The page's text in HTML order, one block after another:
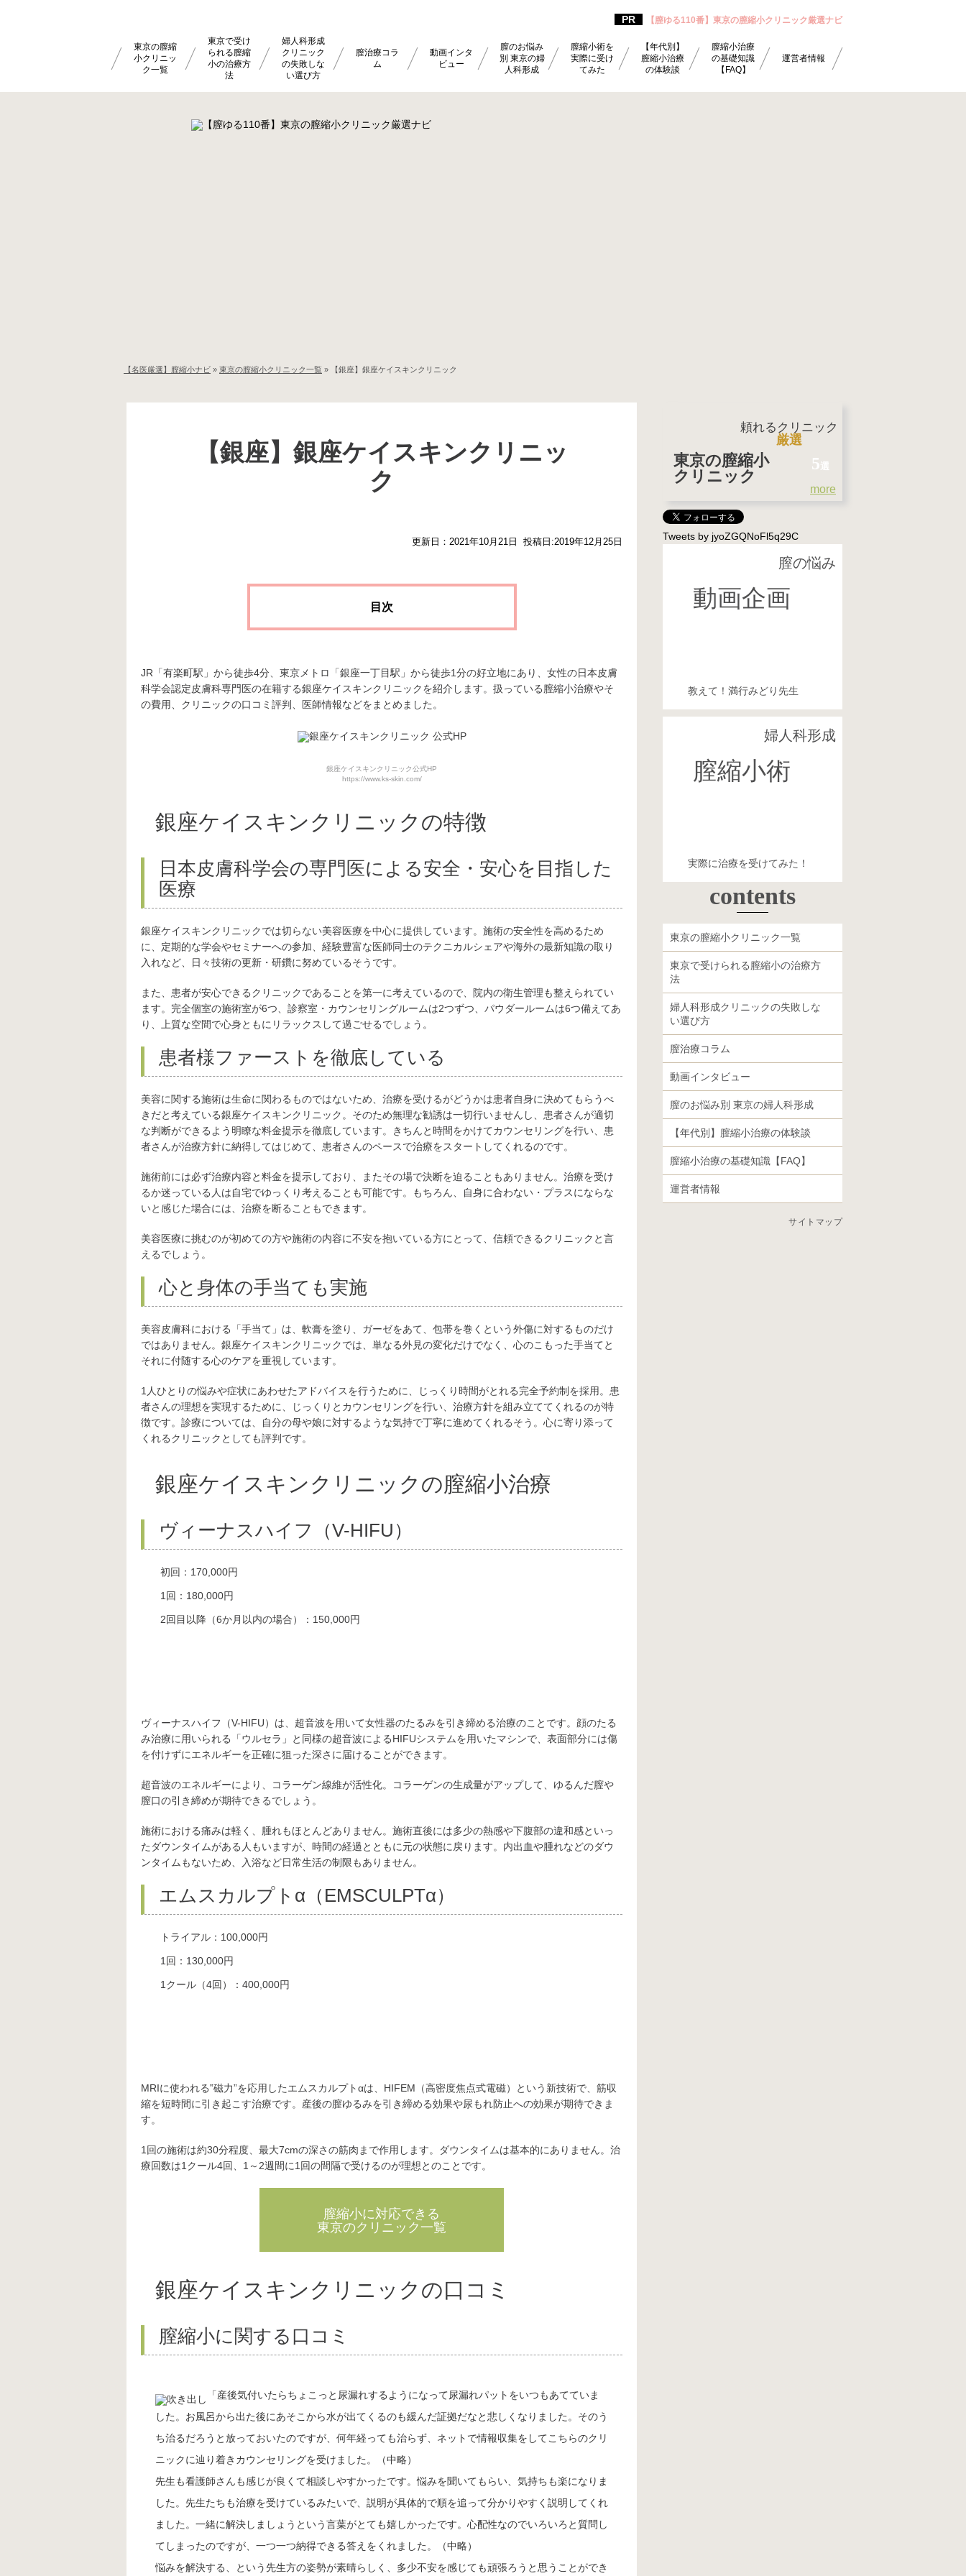
【膣ゆる110番】東京の膣縮小クリニック厳選ナビ
東京の膣縮
小クリニッ
ク一覧
東京で受け
られる膣縮
小の治療方
法
婦人科形成
クリニック
の失敗しな
い選び方
膣治療コラ
ム
動画インタ
ビュー
膣のお悩み
別 東京の婦
人科形成
膣縮小術を
実際に受け
てみた
【年代別】
膣縮小治療
の体験談
膣縮小治療
の基礎知識
【FAQ】
運営者情報
【名医厳選】膣縮小ナビ » 東京の膣縮小クリニック一覧 » 【銀座】銀座ケイスキンクリニック
【銀座】銀座ケイスキンクリニッ
ク
更新日：2021年10月21日 投稿日:2019年12月25日
JR「有楽町駅」から徒歩4分、東京メトロ「銀座一丁目駅」から徒歩1分の好立地にあり、女性の日本皮膚
科学会認定皮膚科専門医の在籍する銀座ケイスキンクリニックを紹介します。扱っている膣縮小治療やそ
の費用、クリニックの口コミ評判、医師情報などをまとめました。
銀座ケイスキンクリニック公式HP
https://www.ks-skin.com/
銀座ケイスキンクリニックの特徴
日本皮膚科学会の専門医による安全・安心を目指した
医療
銀座ケイスキンクリニックでは切らない美容医療を中心に提供しています。施術の安全性を高めるため
に、定期的な学会やセミナーへの参加、経験豊富な医師同士のテクニカルシェアや海外の最新知識の取り
入れなど、日々技術の更新・研鑽に努めているそうです。
また、患者が安心できるクリニックであることを第一に考えているので、院内の衛生管理も整えられてい
ます。完全個室の施術室が6つ、診察室・カウンセリングルームは2つずつ、パウダールームは6つ備えてあ
り、上質な空間で心身ともにリラックスして過ごせるでしょう。
患者様ファーストを徹底している
美容に関する施術は生命に関わるものではないため、治療を受けるがどうかは患者自身に決めてもらうべ
きだと考えている銀座ケイスキンクリニック。そのため無理な勧誘は一切行いませんし、患者さんが適切
な判断ができるよう明瞭な料金提示を徹底しています。きちんと時間をかけてカウンセリングを行い、患
者さんが治療方針に納得してはじめて、患者さんのペースで治療をスタートしてくれるのです。
施術前には必ず治療内容と料金を提示しており、またその場で決断を迫ることもありません。治療を受け
るか迷っている人は自宅でゆっくり考えることも可能です。もちろん、自身に合わない・プラスにならな
いと感じた場合には、治療を断ることもできます。
美容医療に挑むのが初めての方や施術の内容に不安を抱いている方にとって、信頼できるクリニックと言
えるでしょう。
心と身体の手当ても実施
美容皮膚科における「手当て」は、軟膏を塗り、ガーゼをあて、包帯を巻くという外傷に対するものだけ
ではありません。銀座ケイスキンクリニックでは、単なる外見の変化だけでなく、心のこもった手当てと
それに付随する心のケアを重視しています。
1人ひとりの悩みや症状にあわせたアドバイスを行うために、じっくり時間がとれる完全予約制を採用。患
者さんの理想を実現するために、じっくりとカウンセリングを行い、治療方針を組み立ててくれるのが特
徴です。診療については、自分の母や娘に対するような気持で丁寧に進めてくれるそう。心に寄り添って
くれるクリニックとしても評判です。
銀座ケイスキンクリニックの膣縮小治療
ヴィーナスハイフ（V-HIFU）
初回：170,000円
1回：180,000円
2回目以降（6か月以内の場合）：150,000円
ヴィーナスハイフ（V-HIFU）は、超音波を用いて女性器のたるみを引き締める治療のことです。顔のたる
み治療に用いられる「ウルセラ」と同様の超音波によるHIFUシステムを用いたマシンで、表面部分には傷
を付けずにエネルギーを正確に狙った深さに届けることができます。
超音波のエネルギーにより、コラーゲン線維が活性化。コラーゲンの生成量がアップして、ゆるんだ膣や
膣口の引き締めが期待できるでしょう。
施術における痛みは軽く、腫れもほとんどありません。施術直後には多少の熱感や下腹部の違和感といっ
たダウンタイムがある人もいますが、時間の経過とともに元の状態に戻ります。内出血や腫れなどのダウ
ンタイムもないため、入浴など日常生活の制限もありません。
エムスカルプトα（EMSCULPTα）
トライアル：100,000円
1回：130,000円
1クール（4回）：400,000円
MRIに使われる‟磁力”を応用したエムスカルプトαは、HIFEM（高密度焦点式電磁）という新技術で、筋収
縮を短時間に引き起こす治療です。産後の膣ゆるみを引き締める効果や尿もれ防止への効果が期待できま
す。
1回の施術は約30分程度、最大7cmの深さの筋肉まで作用します。ダウンタイムは基本的にありません。治
療回数は1クール4回、1～2週間に1回の間隔で受けるのが理想とのことです。
膣縮小に対応できる
東京のクリニック一覧
銀座ケイスキンクリニックの口コミ
膣縮小に関する口コミ
「産後気付いたらちょこっと尿漏れするようになって尿漏れパットをいつもあてていま
した。お風呂から出た後にあそこから水が出てくるのも緩んだ証拠だなと悲しくなりました。そのう
ち治るだろうと放っておいたのですが、何年経っても治らず、ネットで情報収集をしてこちらのクリ
ニックに辿り着きカウンセリングを受けました。（中略）
先生も看護師さんも感じが良くて相談しやすかったです。悩みを聞いてもらい、気持ちも楽になりま
した。先生たちも治療を受けているみたいで、説明が具体的で順を追って分かりやすく説明してくれ
ました。一緒に解決しましょうという言葉がとても嬉しかったです。心配性なのでいろいろと質問し
てしまったのですが、一つ一つ納得できる答えをくれました。（中略）
悩みを解決する、という先生方の姿勢が素晴らしく、多少不安を感じても頑張ろうと思うことができ
頼れるクリニック
厳選
東京の膣縮小
クリニック
5 選
more
Tweets by jyoZGQNoFl5q29C
膣の悩み
動画企画
教えて！満行みどり先生
婦人科形成
膣縮小術
実際に治療を受けてみた！
contents
東京の膣縮小クリニック一覧
東京で受けられる膣縮小の治療方
法
婦人科形成クリニックの失敗しな
い選び方
膣治療コラム
動画インタビュー
膣のお悩み別 東京の婦人科形成
【年代別】膣縮小治療の体験談
膣縮小治療の基礎知識【FAQ】
運営者情報
サイトマップ